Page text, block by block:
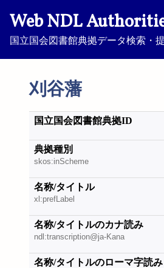
Web NDL
国立国会図書館典拠データ検索・
刈谷藩
国立国会図書館典拠ID
典拠種別
skos:inScheme
名称/タイトル
xl:prefLabel
名称/タイトルのカナ読み
ndl:transcription@ja-Kana
名称/タイトルのローマ字読み